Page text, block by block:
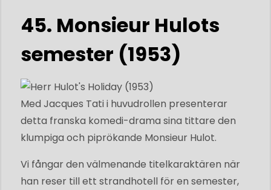
45. Monsieur Hulots
semester (1953)
Med Jacques Tati i huvudrollen presenterar
detta franska komedi-drama sina tittare den
klumpiga och piprökande Monsieur Hulot.
Vi fångar den välmenande titelkaraktären när
han reser till ett strandhotell för en semester,